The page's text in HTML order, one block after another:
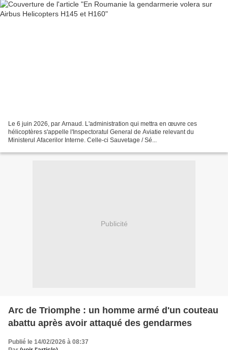
Le 6 juin 2026, par Arnaud. L'administration qui mettra en œuvre ces
hélicoptères s'appelle l'Inspectoratul General de Aviatie relevant du
Ministerul Afacerilor Interne. Celle-ci Sauvetage / Sé...
Publicité
Arc de Triomphe : un homme armé d'un couteau
abattu après avoir attaqué des gendarmes
Publié le 14/02/2026 à 08:37